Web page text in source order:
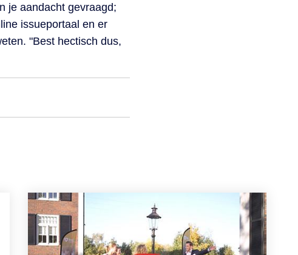
je aandacht gevraagd;
issueportaal en er
"Best hectisch dus,